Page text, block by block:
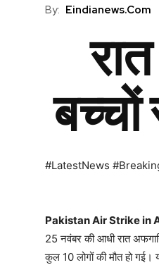
By: Eindianews.com
#LatestNews
Pakistan Air Strike in
25 नवंबर की आधी रात
कुल 10 लोगों की मौत हो